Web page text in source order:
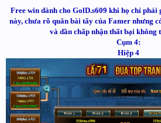
Free win dành cho GolD.s609 khi họ chỉ phải
này, chưa rõ quân bài tẩy của Famer nhưng
và dần chấp nhận thất bại không
Cụm 4:
Hiệp 4